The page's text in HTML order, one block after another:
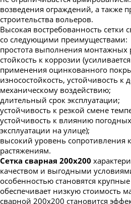
возведения ограждений, а также
строительства вольеров.
Высокая востребованность сетки
со следующими преимуществами:
простота выполнения монтажных
стойкость к коррозии
применения оцинкованного
износостойкость, устойчивость к
механическому воздействию;
длительный срок эксплуатации;
устойчивость к резкой смене
устойчивость к влиянию
эксплуатации на улице);
высокий уровень сопротивления
растяжениям.
Сетка сварная 200х200
качеством и выгодными
особенностью становятся
обеспечивает низкую стоимость
сварной 200х200 становится